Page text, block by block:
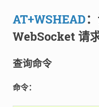
AT+WSHEAD
WebSocket 请
查询命令
命令：